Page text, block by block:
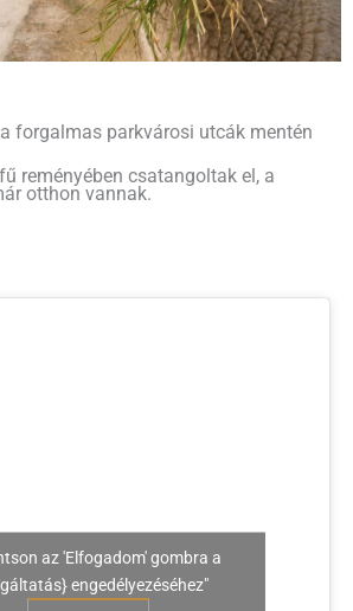
forgalmas parkvárosi utcák mentén
reményében csatangoltak el, a
otthon vannak.
az 'Elfogadom' gombra a
engedélyezéséhez"